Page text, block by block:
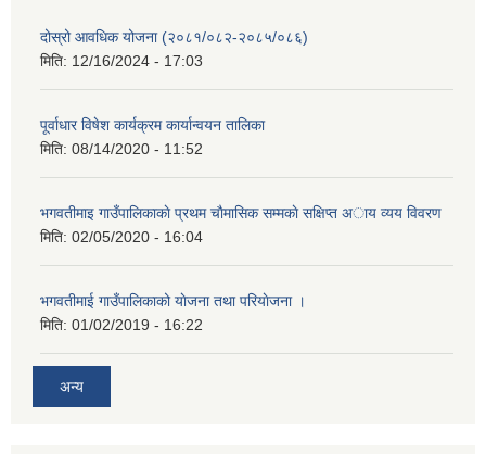
दोस्रो आवधिक योजना (२०८१/०८२-२०८५/०८६)
मिति: 12/16/2024 - 17:03
पूर्वाधार विषेश कार्यक्रम कार्यान्वयन तालिका
मिति: 08/14/2020 - 11:52
भगवतीमाइ गाउँपालिकाकाे प्रथम चाैमासिक सम्मकाे सक्षिप्त अाय व्यय विवरण
मिति: 02/05/2020 - 16:04
भगवतीमाई गाउँपालिकाको याेजना तथा परियाेजना ।
मिति: 01/02/2019 - 16:22
अन्य